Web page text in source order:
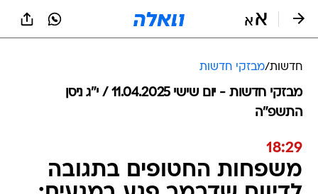
חדשות/מבזקי חדשות
מבזקי חדשות - יום שישי 11.04.2025 / י״ג ניסן
התשפ"ה
18:29
משפחות החטופים בתגובה